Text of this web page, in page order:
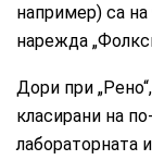
например) са
нарежда
Дори при
класирани на
лабораторната